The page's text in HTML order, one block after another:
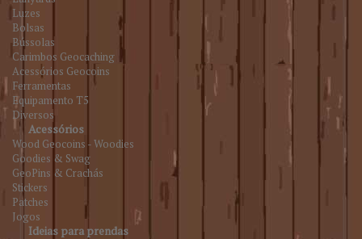
Luzes
Bolsas
Bússolas
Carimbos Geocaching
Acessórios Geocoins
Ferramentas
Equipamento T5
Diversos
Acessórios
Wood Geocoins - Woodies
Goodies & Swag
GeoPins & Crachás
Stickers
Patches
Jogos
Ideias para prendas